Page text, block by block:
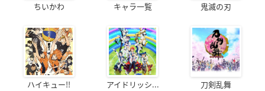
ちいかわ キャラ一覧 鬼滅の刃
ハイキュー!! アイドリッシ... 刀剣乱舞